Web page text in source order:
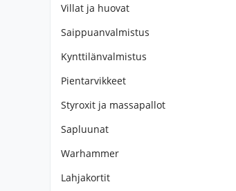
Villat ja huovat
Saippuanvalmistus
Kynttilänvalmistus
Pientarvikkeet
Styroxit ja massapallot
Sapluunat
Warhammer
Lahjakortit